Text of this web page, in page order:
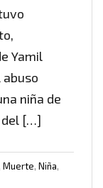
Yamil
abuso
niña de
del […]
Muerte, Niña,